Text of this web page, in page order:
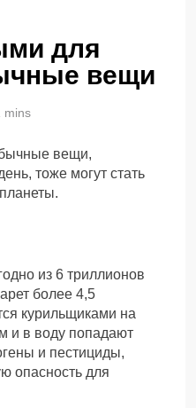
для
вещи
mins
вещи,
тоже могут стать
из 6 триллионов
более 4,5
курильщиками на
и в воду попадают
и пестициды,
опасность для